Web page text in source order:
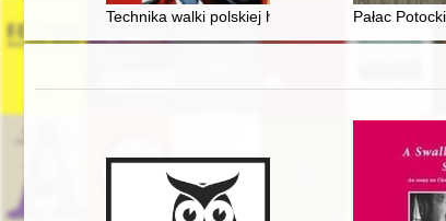
Technika walki polskiej husarii z moskiewskimi
Pałac